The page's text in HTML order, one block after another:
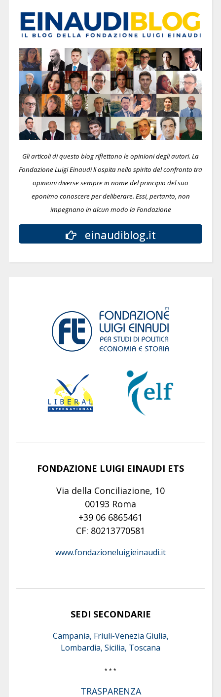
Gli articoli di questo blog riflettono le opinioni degli autori. La
Fondazione Luigi Einaudi li ospita nello spirito del confronto tra
opinioni diverse sempre in nome del principio del suo
eponimo conoscere per deliberare. Essi, pertanto, non
impegnano in alcun modo la Fondazione
einaudiblog.it
FONDAZIONE LUIGI EINAUDI ETS
Via della Conciliazione, 10
00193 Roma
+39 06 6865461
CF: 80213770581
www.fondazioneluigieinaudi.it
SEDI SECONDARIE
Campania, Friuli-Venezia Giulia,
Lombardia, Sicilia, Toscana
* * *
TRASPARENZA